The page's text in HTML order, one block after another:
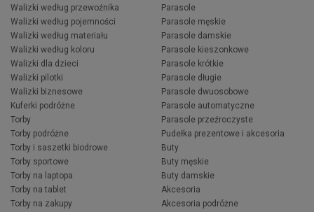
Walizki według przewoźnika
Walizki według pojemności
Walizki według materiału
Walizki według koloru
Walizki dla dzieci
Walizki pilotki
Walizki biznesowe
Kuferki podróżne
Torby
Torby podróżne
Torby i saszetki biodrowe
Torby sportowe
Torby na laptopa
Torby na tablet
Torby na zakupy
Parasole
Parasole męskie
Parasole damskie
Parasole kieszonkowe
Parasole krótkie
Parasole długie
Parasole dwuosobowe
Parasole automatyczne
Parasole przeźroczyste
Pudełka prezentowe i akcesoria
Buty
Buty męskie
Buty damskie
Akcesoria
Akcesoria podróżne